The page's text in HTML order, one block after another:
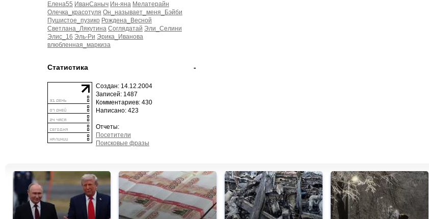
Елена55 ИванСаныч Ин-яна Мелатерайн
Олечка_красотуля Он_называет_меня_Бэйби
Пушистое_пузико Рождена_Весной
Светлана_Лякутина Соглядатай Эли_Селини
Элис_16 Эль-Ри Эрика_Иванова
влюбленная_маркиза
-
Статистика
Создан: 14.12.2004
Записей: 1487
Комментариев: 430
Написано: 423
Отчеты:
Посетители
Поисковые фразы